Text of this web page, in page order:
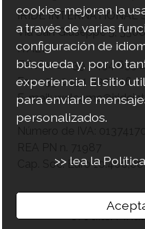
IRIDE INTERNATIONAL
Via San Giuseppe 5,
ITALY
Telefono: +39 0434 633
Fax: +39 0434 632 546
E-mail:
Cap. Soc. Euro 10.400,00
Credits:
cookies mejoran la
a través de varias
configuración de
búsqueda y, por lo
experiencia. El sitio
para enviarle
personalizados.
>> lea la